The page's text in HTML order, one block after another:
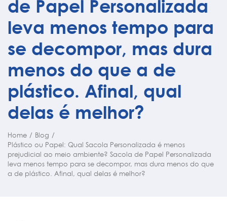
de Papel Personalizada
leva menos tempo para
se decompor, mas dura
menos do que a de
plástico. Afinal, qual
delas é melhor?
Home / Blog /
Plástico ou Papel: Qual Sacola Personalizada é menos
prejudicial ao meio ambiente? Sacola de Papel Personalizada
leva menos tempo para se decompor, mas dura menos do que
a de plástico. Afinal, qual delas é melhor?